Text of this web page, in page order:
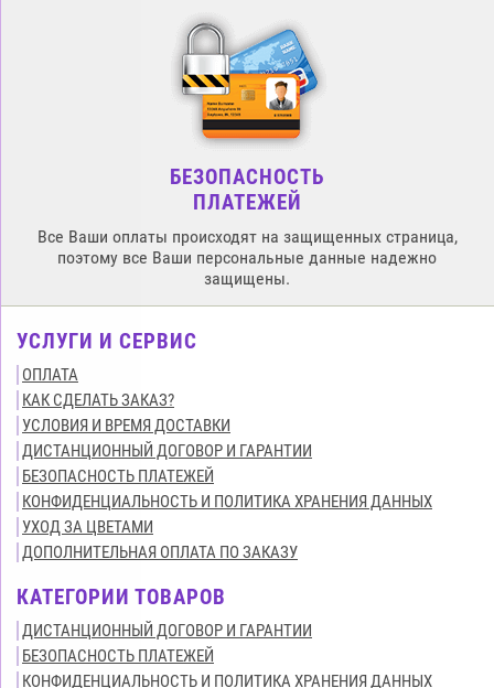
БЕЗОПАСНОСТЬ
ПЛАТЕЖЕЙ
Все Ваши оплаты происходят на защищенных страница,
поэтому все Ваши персональные данные надежно
защищены.
УСЛУГИ И СЕРВИС
ОПЛАТА
КАК СДЕЛАТЬ ЗАКАЗ?
УСЛОВИЯ И ВРЕМЯ ДОСТАВКИ
ДИСТАНЦИОННЫЙ ДОГОВОР И ГАРАНТИИ
БЕЗОПАСНОСТЬ ПЛАТЕЖЕЙ
КОНФИДЕНЦИАЛЬНОСТЬ И ПОЛИТИКА ХРАНЕНИЯ ДАННЫХ
УХОД ЗА ЦВЕТАМИ
ДОПОЛНИТЕЛЬНАЯ ОПЛАТА ПО ЗАКАЗУ
КАТЕГОРИИ ТОВАРОВ
ДИСТАНЦИОННЫЙ ДОГОВОР И ГАРАНТИИ
БЕЗОПАСНОСТЬ ПЛАТЕЖЕЙ
КОНФИДЕНЦИАЛЬНОСТЬ И ПОЛИТИКА ХРАНЕНИЯ ДАННЫХ